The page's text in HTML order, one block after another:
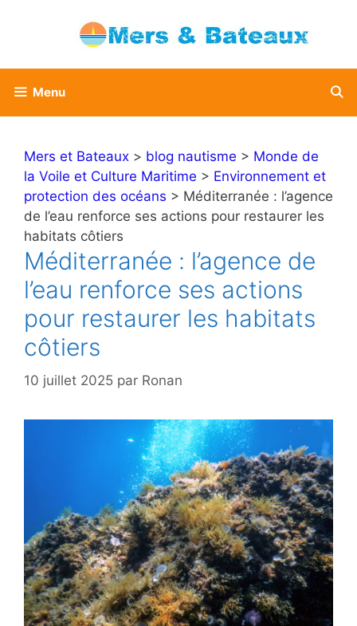
Menu
Mers et Bateaux > blog nautisme > Monde de
la Voile et Culture Maritime > Environnement et
protection des océans > Méditerranée : l’agence
de l’eau renforce ses actions pour restaurer les
habitats côtiers
Méditerranée : l’agence de
l’eau renforce ses actions
pour restaurer les habitats
côtiers
10 juillet 2025 par Ronan